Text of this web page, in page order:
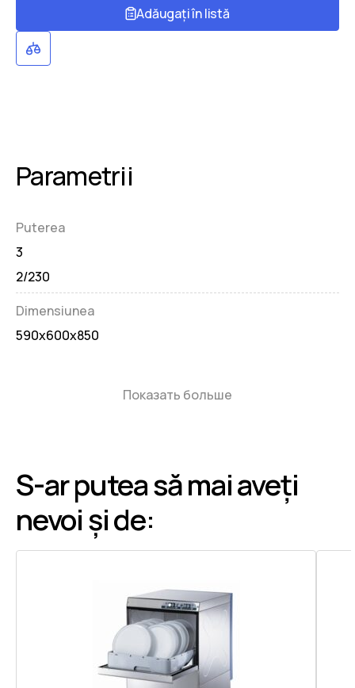
Adăugați în listă
Parametrii
Puterea
3
2/230
Dimensiunea
590x600x850
Показать больше
S-ar putea să mai aveți
nevoi și de: